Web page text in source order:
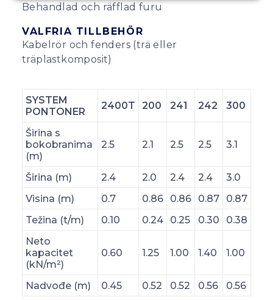
SYSTEM
PONTONER
2400T 200 241 242 300
Širina s
bokobranima
(m)
2.5 2.1 2.5 2.5 3.1
Širina (m) 2.4 2.0 2.4 2.4
3.0
Visina (m)
0.7 0.86 0.86 0.87
0.87
Težina (t/m)
0.10 0.24 0.25 0.30
0.38
Neto
kapacitet
(kN/m²)
0.60 1.25 1.00 1.40 1.00
Nadvođe (m) 0.45 0.52 0.52 0.56 0.56
Behandlad och räfflad furu
VALFRIA TILLBEHÖR
Kabelrör och fenders (trä eller
träplastkomposit)